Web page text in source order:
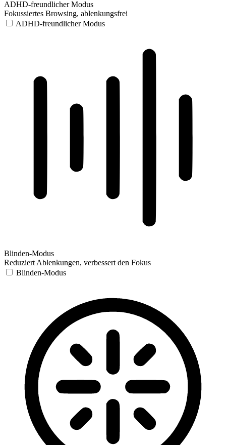
ADHD-freundlicher Modus
Fokussiertes Browsing, ablenkungsfrei
ADHD-freundlicher Modus
Blinden-Modus
Reduziert Ablenkungen, verbessert den Fokus
Blinden-Modus